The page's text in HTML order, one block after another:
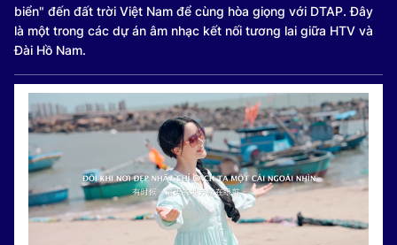
biển" đến đất trời Việt Nam để cùng hòa giọng với DTAP. Đây
là một trong các dự án âm nhạc kết nối tương lai giữa HTV và
Đài Hồ Nam.